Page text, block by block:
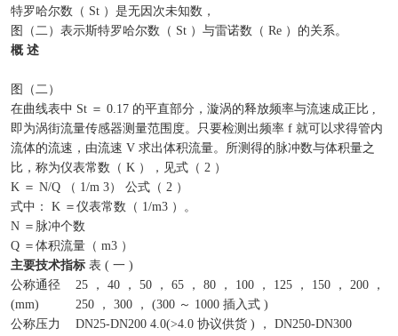
特罗哈尔数（ St ）是无因次未知数，
图（二）表示斯特罗哈尔数（ St ）与雷诺数（ Re ）的关系。
概 述
图（二）
在曲线表中 St ＝ 0.17 的平直部分，漩涡的释放频率与流速成正比 ,
即为涡街流量传感器测量范围度。只要检测出频率 f 就可以求得管内
流体的流速，由流速 V 求出体积流量。所测得的脉冲数与体积量之
比，称为仪表常数（ K ），见式（ 2 ）
K ＝ N/Q （ 1/m 3） 公式（ 2 ）
式中： K ＝仪表常数（ 1/m3 ）。
N ＝脉冲个数
Q ＝体积流量（ m3 ）
主要技术指标 表 ( 一 )
公称通径
(mm)
25 ， 40 ， 50 ， 65 ， 80 ， 100 ， 125 ， 150 ， 200 ，
250 ， 300 ， (300 ～ 1000 插入式 )
公称压力
DN25-DN200 4.0(>4.0 协议供货 ) ， DN250-DN300